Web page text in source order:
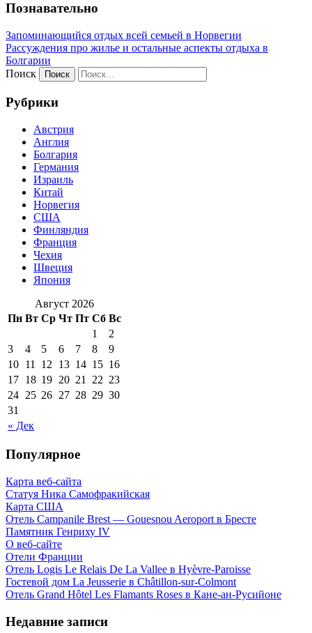
Познавательно
Запоминающийся отдых всей семьей в Норвегии
Рассуждения про жилье и остальные аспекты отдыха в
Болгарии
Поиск
Рубрики
Австрия
Англия
Болгария
Германия
Израиль
Китай
Норвегия
США
Финляндия
Франция
Чехия
Швеция
Япония
Август 2026
Пн Вт Ср Чт Пт Сб Вс
« Дек
1
2
3
4 5 6 7 8
9
10 11 12 13 14 15 16
17 18 19 20 21 22 23
24 25 26 27 28 29 30
31
Популярное
Карта веб-сайта
Статуя Ника Самофракийская
Карта США
Отель Campanile Brest — Gouesnou Aeroport в Бресте
Памятник Генриху IV
О веб-сайте
Отели Франции
Отель Logis Le Relais De La Vallee в Hyèvre-Paroisse
Гостевой дом La Jeusserie в Châtillon-sur-Colmont
Отель Grand Hôtel Les Flamants Roses в Кане-ан-Русийоне
Недавние записи